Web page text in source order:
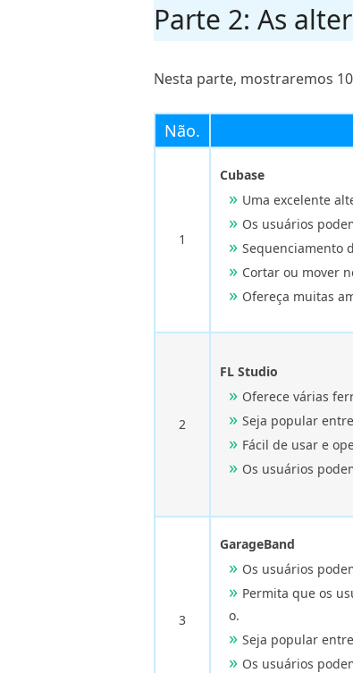
Parte 2: As
Nesta parte, mostraremos
Não.
1
Cubase
Uma excelente
Os usuários
Sequenciamento
Cortar ou mover
Ofereça muitas
2
FL Studio
Oferece várias
Seja popular
Fácil de usar e
Os usuários
3
GarageBand
Os usuários
Permita que os
o.
Seja popular
Os usuários